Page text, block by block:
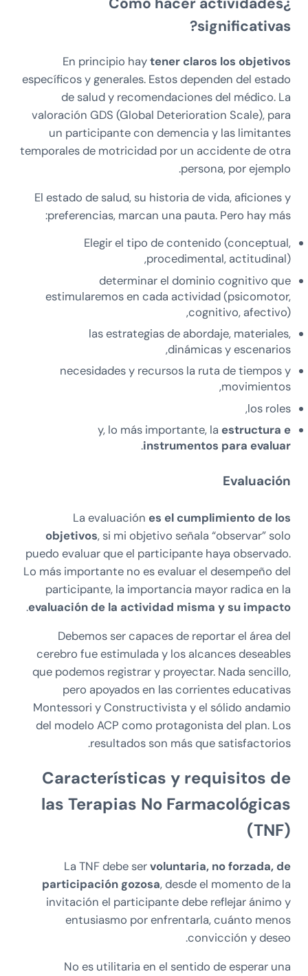
significativas?
En principio haytener claros los objetivos
específicos y generales. Estos dependen del estado
de salud y recomendaciones del médico. La
valoración GDS (Global Deterioration Scale), para
un participante con demencia y las limitantes
temporales de motricidad por un accidente de otra
persona, por ejemplo.
El estado de salud, su historia de vida, aficiones y
preferencias, marcan una pauta. Pero hay más:
Elegir el tipo de contenido (conceptual,
procedimental, actitudinal),
determinar el dominio cognitivo que
estimularemos en cada actividad (psicomotor,
cognitivo, afectivo),
las estrategias de abordaje, materiales,
dinámicas y escenarios,
necesidades y recursos la ruta de tiempos y
movimientos,
los roles,
y, lo más importante, la estructura e
instrumentos para evaluar
.
Evaluación
La evaluación es el cumplimiento de los
objetivos, si mi objetivo señala “observar” solo
puedo evaluar que el participante haya observado.
Lo más importante no es evaluar el desempeño del
participante, la importancia mayor radica en la
evaluación de la actividad misma y su impacto
.
Debemos ser capaces de reportar el área del
cerebro fue estimulada y los alcances deseables
que podemos registrar y proyectar. Nada sencillo,
pero apoyados en las corrientes educativas
Montessori y Constructivista y el sólido andamio
del modelo ACP como protagonista del plan. Los
resultados son más que satisfactorios.
Características y requisitos de
las Terapias No Farmacológicas
(TNF)
La TNF debe servoluntaria, no forzada, de
participación gozosa, desde el momento de la
invitación el participante debe reflejar ánimo y
entusiasmo por enfrentarla, cuánto menos
convicción y deseo.
No es utilitaria en el sentido de esperar una